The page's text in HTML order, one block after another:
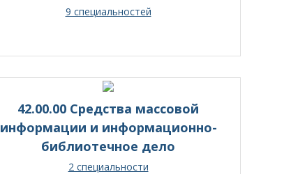
9 специальностей
42.00.00 Средства массовой
информации и информационно-
библиотечное дело
2 специальности